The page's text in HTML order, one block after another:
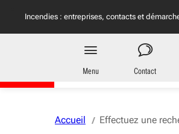
Incendies : entreprises, contacts et
Région
Nouvelle-Aquitaine
Menu Contact
Accueil Effectuez une